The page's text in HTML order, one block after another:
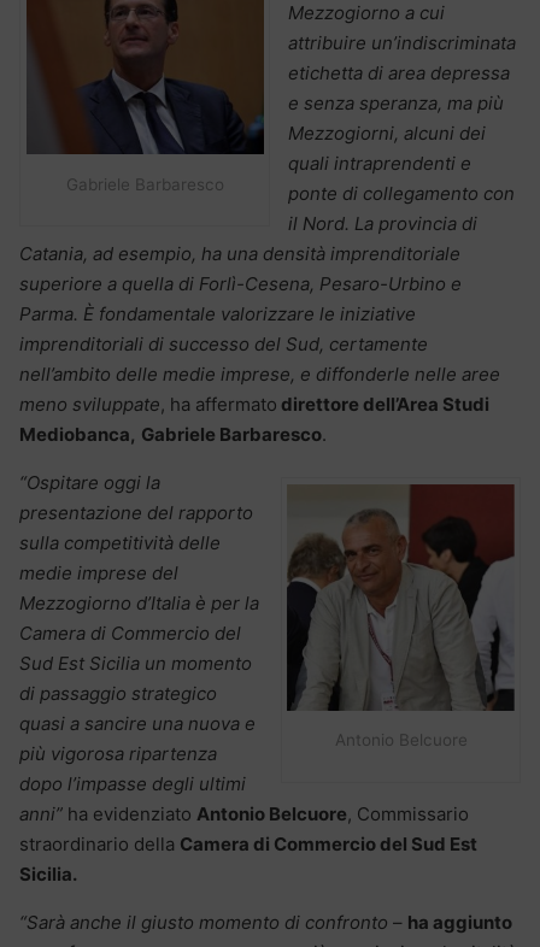
Gabriele Barbaresco
Mezzogiorno a cui
attribuire un’indiscriminata
etichetta di area depressa
e senza speranza, ma più
Mezzogiorni, alcuni dei
quali intraprendenti e
ponte di collegamento con
il Nord. La provincia di
Catania, ad esempio, ha una densità imprenditoriale
superiore a quella di Forlì-Cesena, Pesaro-Urbino e
Parma. È fondamentale valorizzare le iniziative
imprenditoriali di successo del Sud, certamente
nell’ambito delle medie imprese, e diffonderle nelle aree
meno sviluppate, ha affermato direttore dell’Area Studi
Mediobanca, Gabriele Barbaresco.
Antonio Belcuore
“Ospitare oggi la
presentazione del rapporto
sulla competitività delle
medie imprese del
Mezzogiorno d’Italia è per la
Camera di Commercio del
Sud Est Sicilia un momento
di passaggio strategico
quasi a sancire una nuova e
più vigorosa ripartenza
dopo l’impasse degli ultimi
anni” ha evidenziato Antonio Belcuore, Commissario
straordinario della Camera di Commercio del Sud Est
Sicilia.
“Sarà anche il giusto momento di confronto – ha aggiunto